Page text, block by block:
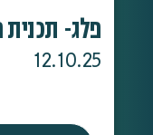
פלג- תכנית
12.10.25